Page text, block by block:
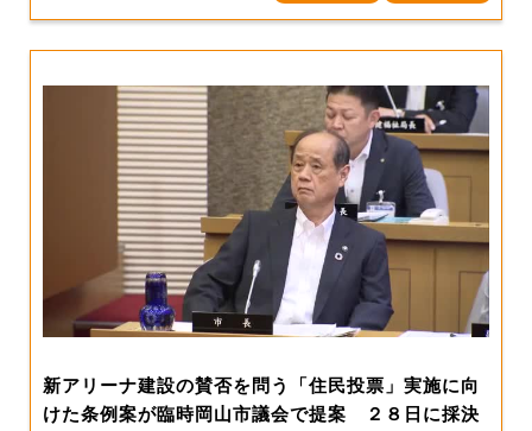
新アリーナ建設の賛否を問う「住民投票」実施に向
けた条例案が臨時岡山市議会で提案 ２８日に採決